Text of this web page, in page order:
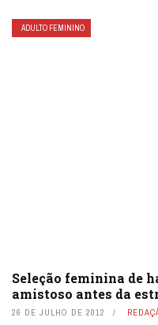
ADULTO FEMININO
Seleção feminina de
amistoso antes da
26 DE JULHO DE 2012